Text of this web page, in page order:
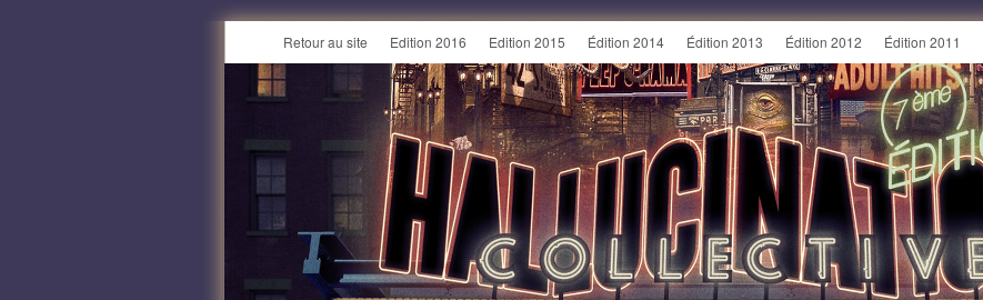
Retour au site Edition 2016 Edition 2015 Édition 2014 Édition 2013 Édition 2012 Édition 2011